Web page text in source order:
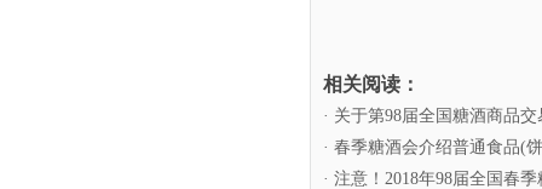
相关阅读：
· 关于第98届全国糖酒商品
· 春季糖酒会介绍普通食品(
· 注意！2018年98届全国春